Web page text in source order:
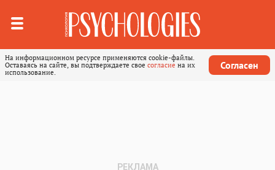
На информационном ресурсе применяются cookie-файлы.
Оставаясь на сайте, вы подтверждаете свое согласие на их
использование.
Согласен